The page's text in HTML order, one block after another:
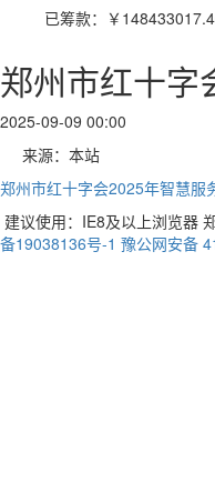
已筹款： ￥
郑州市红十字
2025-09-09 00:00
来源：本站
郑州市红十字会2025年智慧服
建议使用：IE8及以上浏览器
备19038136号-1 豫公网安备